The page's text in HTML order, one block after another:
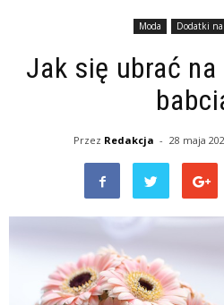
Moda Dodatki
Jak się ubrać
Przez Redakcja - 28 maja